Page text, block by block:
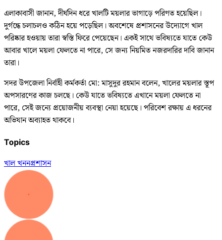
এলাকাবাসী জানান, দীর্ঘদিন ধরে খালটি ময়লার ভাগাড়ে পরিণত হয়েছিল।
দুর্গন্ধে চলাচলও কঠিন হয়ে পড়েছিল। অবশেষে প্রশাসনের উদ্যোগে খাল
পরিষ্কার হওয়ায় তারা স্বস্তি ফিরে পেয়েছেন। একই সাথে ভবিষ্যতে যাতে কেউ
আবার খালে ময়লা ফেলতে না পারে, সে জন্য নিয়মিত নজরদারির দাবি জানান
তারা।
সদর উপজেলা নির্বাহী কর্মকর্তা মো: মাসুদুর রহমান বলেন, খালের ময়লার স্তূপ
অপসারণের কাজ চলছে। কেউ যাতে ভবিষ্যতে এখানে ময়লা ফেলতে না
পারে, সেই জন্যে প্রয়োজনীয় ব্যবস্থা নেয়া হয়েছে। পরিবেশ রক্ষায় এ ধরনের
অভিযান অব্যাহত থাকবে।
Topics
খাল খননপ্রশাসন